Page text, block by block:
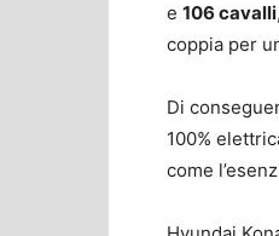
e 106 cavalli
coppia per
Di
100%
come